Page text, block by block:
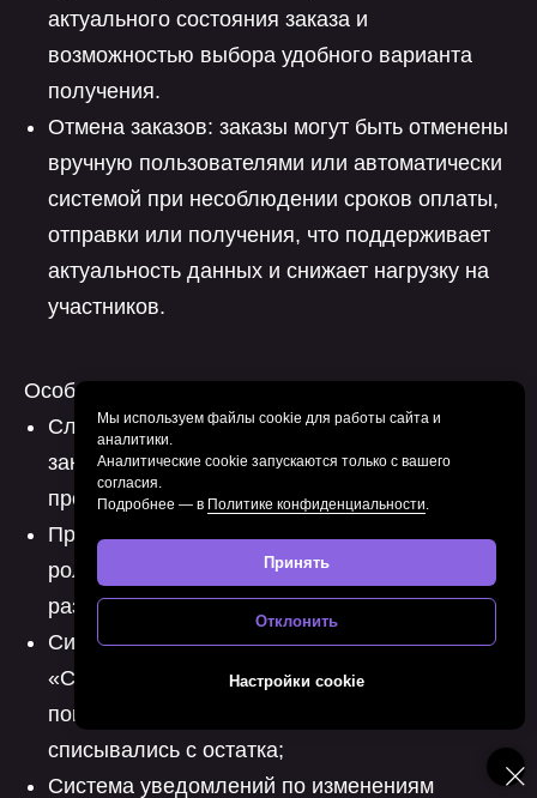
актуального состояния заказа и
возможностью выбора удобного варианта
получения.
Отмена заказов: заказы могут быть отменены
вручную пользователями или автоматически
системой при несоблюдении сроков оплаты,
отправки или получения, что поддерживает
актуальность данных и снижает нагрузку на
участников.
Особенности реализации раздела:
Сложная бизнес-логика формирования
заказов из корзины, с учётом группировки по
продавцам;
Привязка заказов к конкретному аккаунту и
роли — доступ и действия строго
разграничены;
Синхронизация с разделами «Заявки» и
«Склад»: зарезервированные товары
помечались, а при подтверждении —
списывались с остатка;
Система уведомлений по изменениям
Мы используем файлы cookie для работы сайта и
аналитики.
Аналитические cookie запускаются только с вашего
согласия.
Подробнее — в Политике конфиденциальности
Принять
Отклонить
Настройки cookie